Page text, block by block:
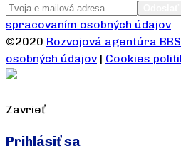
spracovaním osobných údajov
©2020 Rozvojová agentúra
osobných údajov | Cookies
Zavrieť
Prihlásiť sa